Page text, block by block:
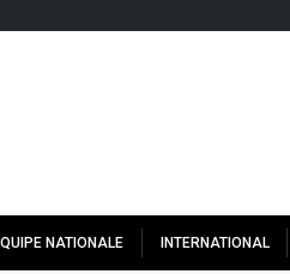
NATIONALE INTERNATIONAL